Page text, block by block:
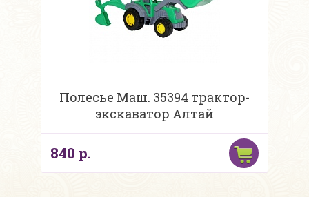
Полесье Маш. 35394 трактор-
экскаватор Алтай
840 р.